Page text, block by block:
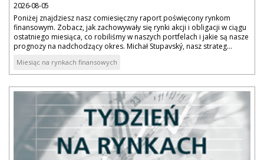
2026-08-05
Poniżej znajdziesz nasz comiesięczny raport poświęcony rynkom
finansowym. Zobacz, jak zachowywały się rynki akcji i obligacji w ciągu
ostatniego miesiąca, co robiliśmy w naszych portfelach i jakie są nasze
prognozy na nadchodzący okres. Michał Stupavský, nasz strateg...
Miesiąc na rynkach finansowych